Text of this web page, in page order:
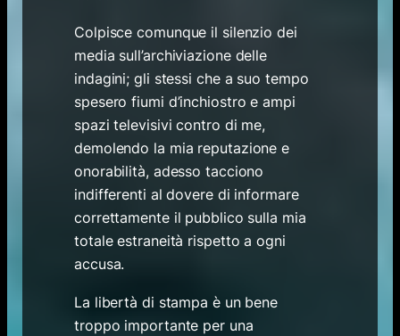
Colpisce comunque il silenzio dei
media sull’archiviazione delle
indagini; gli stessi che a suo tempo
spesero fiumi d’inchiostro e ampi
spazi televisivi contro di me,
demolendo la mia reputazione e
onorabilità, adesso tacciono
indifferenti al dovere di informare
correttamente il pubblico sulla mia
totale estraneità rispetto a ogni
accusa.
La libertà di stampa è un bene
troppo importante per una